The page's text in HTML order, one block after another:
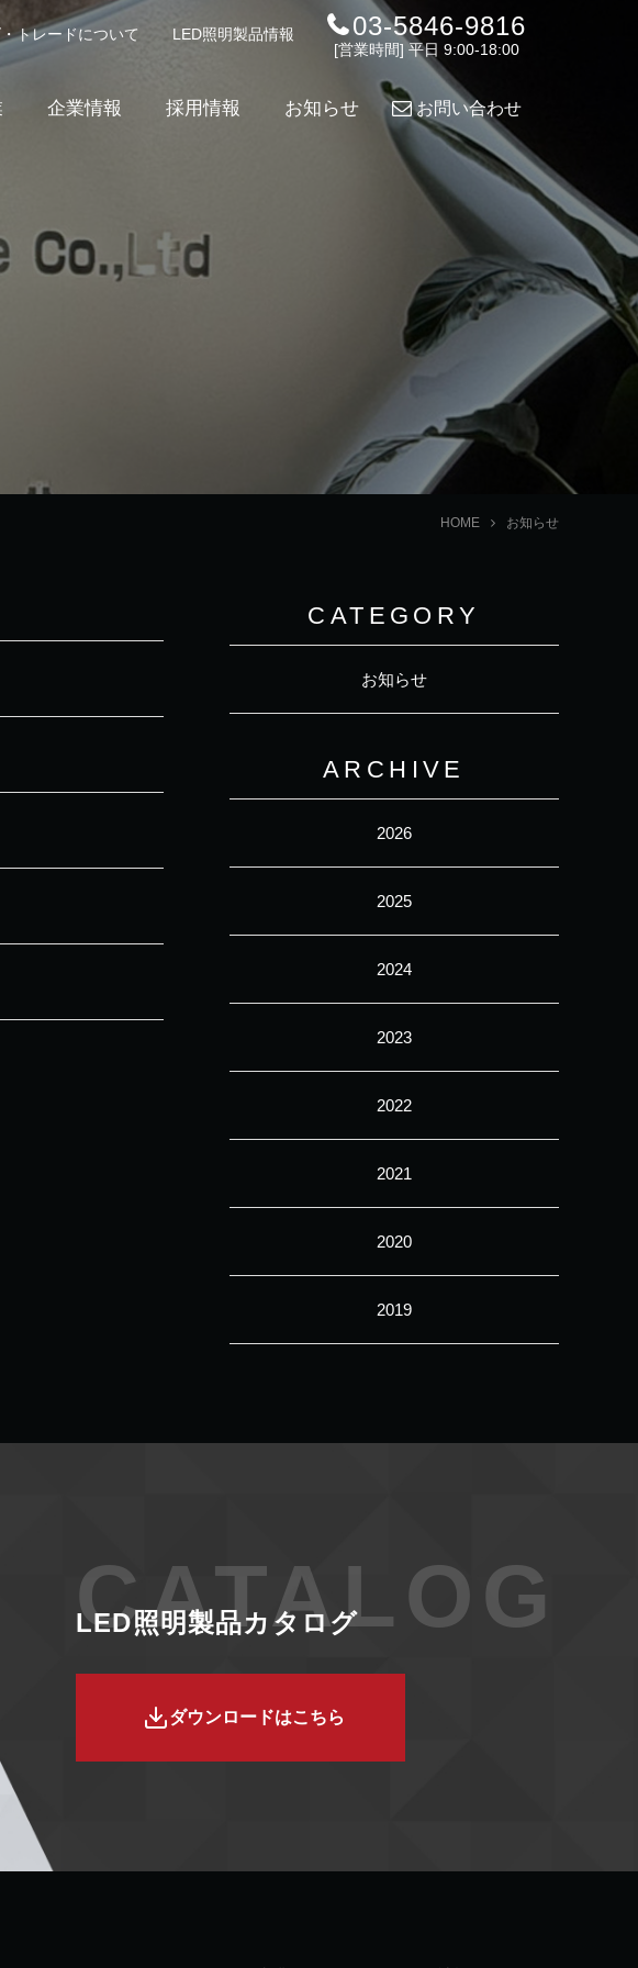
トレードについて LED照明製品情報 03-5846-9816
[営業時間] 平日 9:00-18:00
各種
ダウンロード
企業情報 採用情報 お知らせ お問い合わせ
HOME お知らせ
CATEGORY
お知らせ
ARCHIVE
2026
2025
2024
2023
2022
2021
2020
2019
CATALOG
LED照明製品カタログ
ダウンロードはこちら